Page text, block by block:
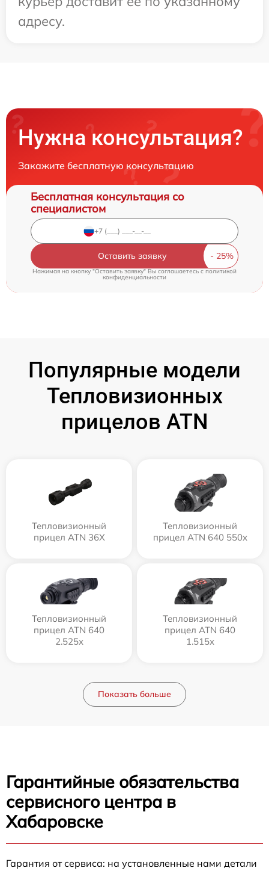
адресу.
Нужна консультация?
Закажите бесплатную консультацию
Бесплатная консультация со
специалистом
Оставить заявку
Нажимая на кнопку "Оставить заявку" Вы соглашаетесь cполитикой
конфиденциальности
Популярные модели
Тепловизионных
прицелов ATN
Тепловизионный
прицел ATN 36X
Тепловизионный
прицел ATN 640 550x
Тепловизионный
прицел ATN 640
2.525x
Тепловизионный
прицел ATN 640
1.515x
Показать больше
Гарантийные обязательства
сервисного центра в
Хабаровске
Гарантия от сервиса: на установленные нами детали